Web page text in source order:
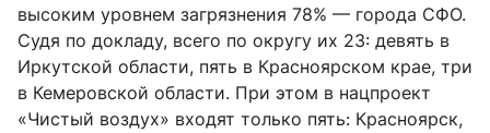
высоким уровнем загрязнения 78% — города СФО.
Судя по докладу, всего по округу их 23: девять в
Иркутской области, пять в Красноярском крае, три
в Кемеровской области. При этом в нацпроект
«Чистый воздух» входят только пять: Красноярск,